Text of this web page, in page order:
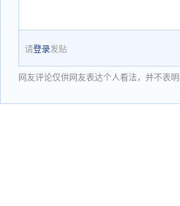
请登录发贴
网友评论仅供网友表达个人看法，并不表